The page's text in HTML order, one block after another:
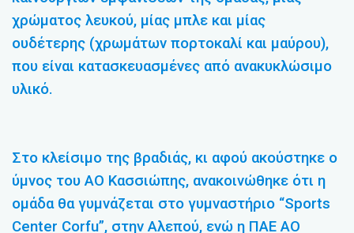
χρώματος λευκού, μίας μπλε και μίας
ουδέτερης (χρωμάτων πορτοκαλί και μαύρου),
που είναι κατασκευασμένες από ανακυκλώσιμο
υλικό.
Στο κλείσιμο της βραδιάς, κι αφού ακούστηκε ο
ύμνος του ΑΟ Κασσιώπης, ανακοινώθηκε ότι η
ομάδα θα γυμνάζεται στο γυμναστήριο “Sports
Center Corfu”, στην Αλεπού, ενώ η ΠΑΕ ΑΟ